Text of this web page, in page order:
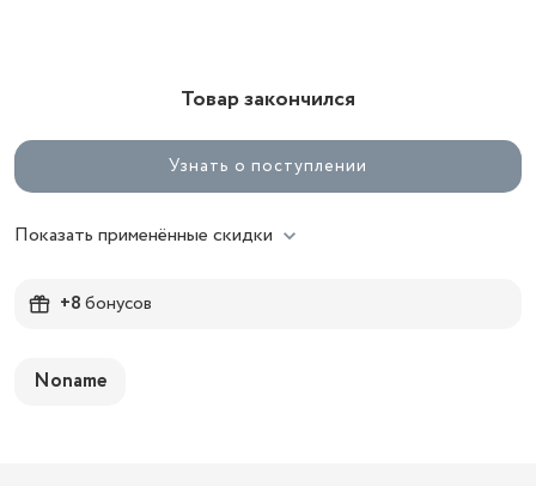
Товар закончился
Узнать о поступлении
Показать применённые скидки
+8бонусов
Noname